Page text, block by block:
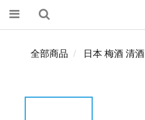
全部商品 日本 梅酒 清酒